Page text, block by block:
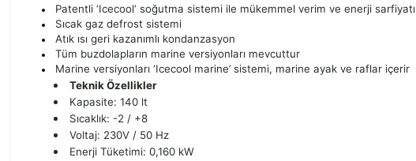
Patentli ‘Icecool‘ soğutma sistemi ile mükemmel verim ve enerji sarfiyatı
Sıcak gaz defrost sistemi
Atık ısı geri kazanımlı kondanzasyon
Tüm buzdolapların marine versiyonları mevcuttur
Marine versiyonları ‘Icecool marine’ sistemi, marine ayak ve raflar içerir
Teknik Özellikler
Kapasite: 140 lt
Sıcaklık: -2 / +8
Voltaj: 230V / 50 Hz
Enerji Tüketimi: 0,160 kW